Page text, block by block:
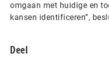
omgaan met huidige en
kansen identificeren”,
Deel